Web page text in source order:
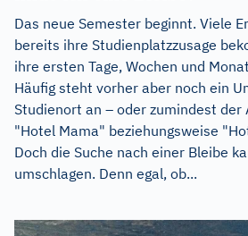
Das neue Semester beginnt. Viele
bereits ihre Studienplatzzusage
ihre ersten Tage, Wochen und
Häufig steht vorher aber noch ein
Studienort an – oder zumindest der
"Hotel Mama" beziehungsweise
Doch die Suche nach einer Bleibe
umschlagen. Denn egal, ob...